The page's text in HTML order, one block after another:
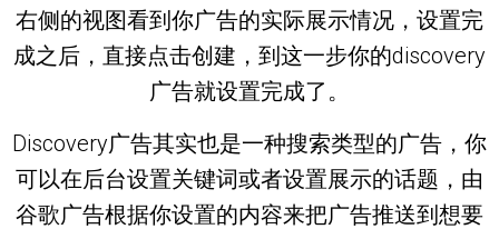
右侧的视图看到你广告的实际展示情况，设置完
成之后，直接点击创建，到这一步你的discovery
广告就设置完成了。
Discovery广告其实也是一种搜索类型的广告，你
可以在后台设置关键词或者设置展示的话题，由
谷歌广告根据你设置的内容来把广告推送到想要